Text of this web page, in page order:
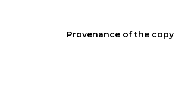
Provenance of the copy